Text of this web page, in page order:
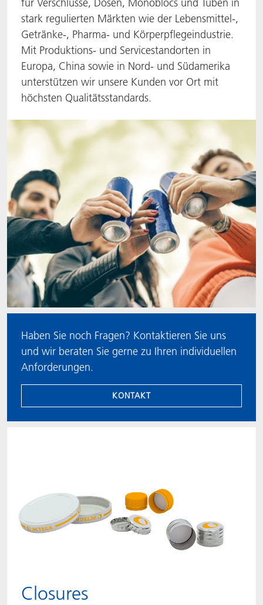
stark regulierten Märkten wie der Lebensmittel-,
Getränke-, Pharma- und Körperpflegeindustrie.
Mit Produktions- und Servicestandorten in
Europa, China sowie in Nord- und Südamerika
unterstützen wir unsere Kunden vor Ort mit
höchsten Qualitätsstandards.
Haben Sie noch Fragen? Kontaktieren Sie uns
und wir beraten Sie gerne zu Ihren individuellen
Anforderungen.
KONTAKT
Closures
ACTNext
BlisterKote
FoodClass
MotionCoat
PakSafe
PROVALIN
WESSCO
Let's ACT
FAQ
ACTEGA Rhenacoat
ACTEGA Schmid Rhyner